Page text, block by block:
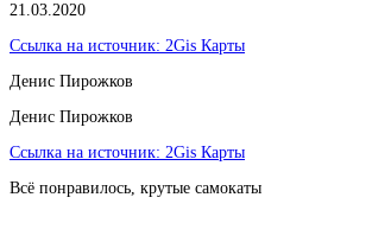
21.03.2020
Ссылка на источник: 2Gis Карты
​Денис Пирожков
​Денис Пирожков
Ссылка на источник: 2Gis Карты
Всё понравилось, крутые самокаты